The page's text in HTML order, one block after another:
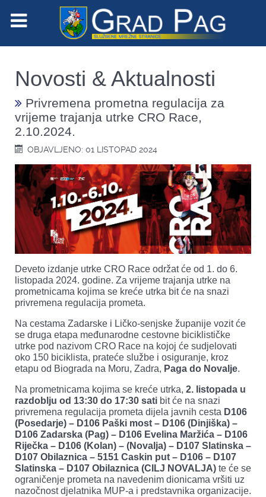
Novosti & Aktualnosti
Privremena prometna regulacija za
vrijeme trajanja utrke CRO Race,
2.10.2024.
OBJAVLJENO: 01 LISTOPAD 2024
Deveto izdanje utrke CRO Race održat će od 1. do 6.
listopada 2024. godine. Za vrijeme trajanja utrke na
prometnicama kojima se kreće utrka bit će na snazi
privremena regulacija prometa.
Na cestama Zadarske i Ličko-senjske županije vozit će
se druga etapa međunarodne cestovne biciklističke
utrke pod nazivom CRO Race na kojoj će sudjelovati
oko 150 biciklista, prateće službe i osiguranje, kroz
etapu od Biograda na Moru, Zadra, Paga do Novalje.
Na prometnicama kojima se kreće utrka, 2. listopada u
razdoblju od 13:30 do 17:30 sati bit će na snazi
privremena regulacija prometa dijela javnih cesta D106
(Posedarje) – D106 Paški most – D106 (Dinjiška) –
D106 Zadarska (Pag) – D106 Evelina Maržića – D106
Riječka – D106 (Kolan) – (Novalja) – D107 Slatinska –
D107 Obilaznica – 5151 Caskin put – D106 – D107
Slatinska – D107 Obilaznica (CILJ NOVALJA) te će se
ograničenje prometa na navedenim dionicama vršiti uz
nazočnost djelatnika MUP-a i predstavnika organizacije.